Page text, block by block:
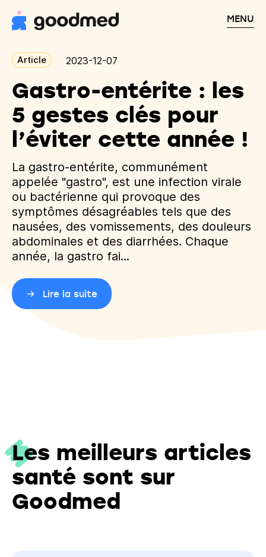
MENU
Article 2023-12-07
Gastro-entérite : les
5 gestes clés pour
l’éviter cette année !
La gastro-entérite, communément
appelée "gastro", est une infection virale
ou bactérienne qui provoque des
symptômes désagréables tels que des
nausées, des vomissements, des douleurs
abdominales et des diarrhées. Chaque
année, la gastro fai...
Lire la suite
Les meilleurs articles
santé sont sur
Goodmed